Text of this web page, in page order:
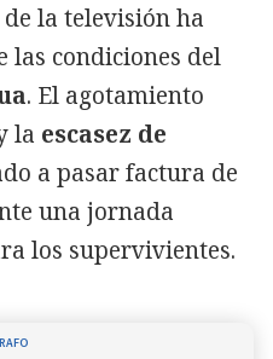
la televisión ha
las condiciones del
. El agotamiento
la escasez de
a pasar factura de
una jornada
los supervivientes.